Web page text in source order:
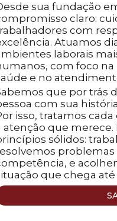
sua fundação
claro:
com
Atuamos
laborais
com foco na
e no
que por trás
com sua
isso, tratamos
atenção que merece.
sólidos:
e
que chega até